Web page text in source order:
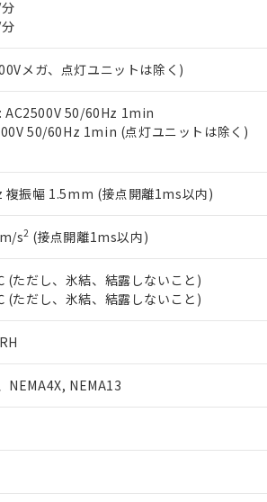
メガ、点灯ユニットは除く)
AC2500V 50/60Hz 1min
50/60Hz 1min (点灯ユニットは除く)
複振幅 1.5mm (接点開離1ms以内)
s2 (接点開離1ms以内)
ただし、氷結、結露しないこと)
ただし、氷結、結露しないこと)
NEMA4X, NEMA13
指します。
10物質）の非含有証明書
証明書（当社基準）
日時点で非含有を証明するもので、過去
のフタル酸エステル類４物質の対応では
ら備考欄に対応日を記載しておりました。
応品への在庫切替を完了していることか
ます。